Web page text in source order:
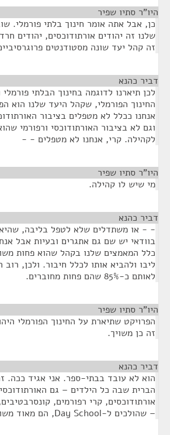
היו"ר סתיו שפיר
כן, אבל אתה אומר חינוך בלתי פורמלי.
שלנו זה יהודים אורתודוכסים, יהודים
זה קהל יעד שונה מסטודנטים
דביר כהנא
לכן תיארנו לדוגמה בחינוך הבלתי
החינוך הפורמלי, שקהל היעד שלנו הוא
אנחנו ככלל לא מטפלים בציבור
וגם לא בציבור האורתודוכסי ורפורמי
לקהילה. קרי, אנחנו לא מטפלים - -
היו"ר סתיו שפיר
מי שיש לו קהילה.
דביר כהנא
- - או משתדלים שלא לטפל בליבה,
בוודאי יש שם גם אתגרים ובעיות אבל
כלל המאמצים שלנו בקהל שהוא פחות
ליבו ולהביא אותו לכלל חיבור. ולכן, רוב
לאותם כ-85% שהם פחות מחוברים.
היו"ר סתיו שפיר
הפרויקט שתיארת על החינוך הפורמלי
זה כן משויך.
דביר כהנא
הוא לא עובד בבתי-ספר. אני אגיד ככה.
הברית שבה כל הילדים – גם
– שהולכים ל-Day School, הם מאוד משויכים.